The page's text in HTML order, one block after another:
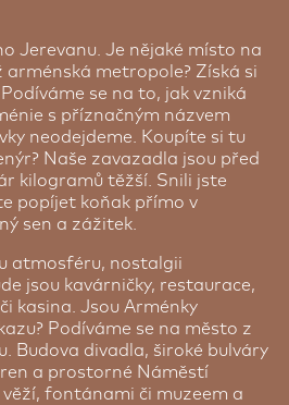
Jerevanu. Je nějaké místo na
arménská metropole? Získá si
se na to, jak vzniká
s příznačným názvem
neodejdeme. Koupíte si tu
Naše zavazadla jsou před
kilogramů těžší. Snili jste
popíjet koňak přímo v
sen a zážitek.
atmosféru, nostalgii
jsou kavárničky, restaurace,
kasina. Jsou Arménky
Podíváme se na město z
Budova divadla, široké bulváry
a prostorné Náměstí
fontánami či muzeem a